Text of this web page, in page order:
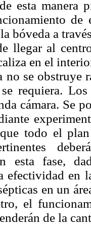
esta manera
de
bóveda a
llegar al
en el
no se obstruye
requiera.
cámara. Se
todo el
esta fase,
efectividad en
en un
el
de la